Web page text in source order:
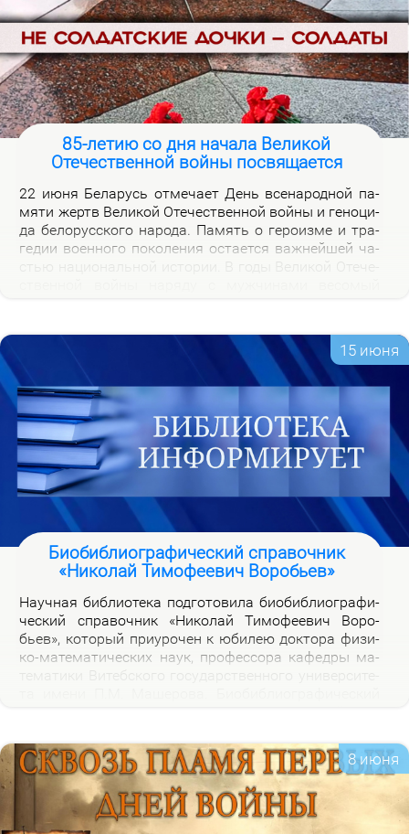
85-летию со дня начала Великой
Отечественной войны посвящается
22 июня Бе­ла­русь от­ме­ча­ет День все­на­род­ной па­
мя­ти жертв Ве­ли­кой Оте­че­ствен­ной вой­ны и ге­но­ци­
да бе­ло­рус­ско­го на­ро­да. Па­мять о ге­ро­из­ме и тра­
ге­дии во­ен­но­го по­ко­ле­ния оста­ет­ся важ­ней­шей ча­
ских от­ря­дах.
15 июня
Биобиблиографический справочник
«Николай Тимофеевич Воробьев»
На­уч­ная биб­лио­те­ка под­го­то­ви­ла био­биб­лио­гра­фи­
че­ский спра­воч­ник «Ни­ко­лай Ти­мо­фе­е­вич Во­ро­
бьев», ко­то­рый при­уро­чен к юби­лею док­то­ра физи­
ко-ма­те­ма­ти­че­ских на­ук, про­фес­со­ра ка­фед­ры ма­
2026 го­дов и пуб­ли­ка­ций о нем и его ра­бо­тах. Спра­
воч­ник пред­на­зна­чен для на­уч­ных ра­бот­ни­ков, пре­
по­да­ва­те­лей, ас­пи­ран­тов, сту­ден­тов, всех тех, кто
ин­те­ре­су­ет­ся тео­ри­ей клас­сов ко­неч­ных групп и ме­
то­ди­кой пре­по­да­ва­ния ма­те­ма­ти­ки в шко­ле и ву­зе,
8 июня